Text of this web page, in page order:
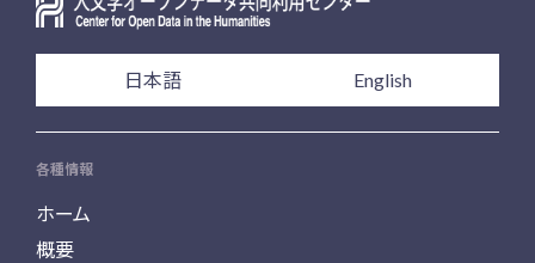
日本語 English
各種情報
ホーム
概要